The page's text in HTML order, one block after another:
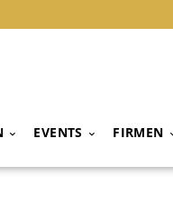
EVENTS FIRMEN